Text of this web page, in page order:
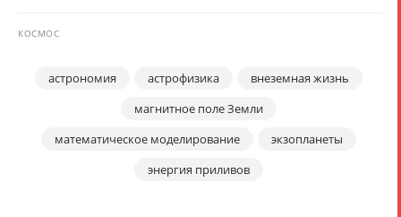
КОСМОС
астрономия астрофизика
внеземная жизнь
магнитное поле Земли
математическое моделирование
экзопланеты
энергия приливов